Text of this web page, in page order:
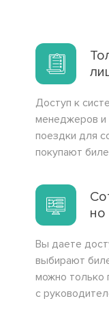
Доступ к
менеджеров и
поездки для
покупают
но
Вы даете
выбирают
можно только
с